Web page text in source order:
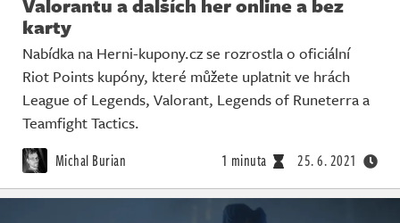
karty
Nabídka na Herni-kupony.cz se rozrostla o oficiální
Riot Points kupóny, které můžete uplatnit ve hrách
League of Legends, Valorant, Legends of Runeterra a
Teamfight Tactics.
Michal Burian 1 minuta 25. 6. 2021